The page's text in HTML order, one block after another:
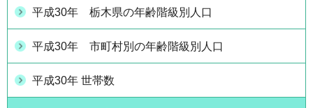
平成30年 栃木県の年齢階級別人口
平成30年 市町村別の年齢階級別人口
平成30年 世帯数